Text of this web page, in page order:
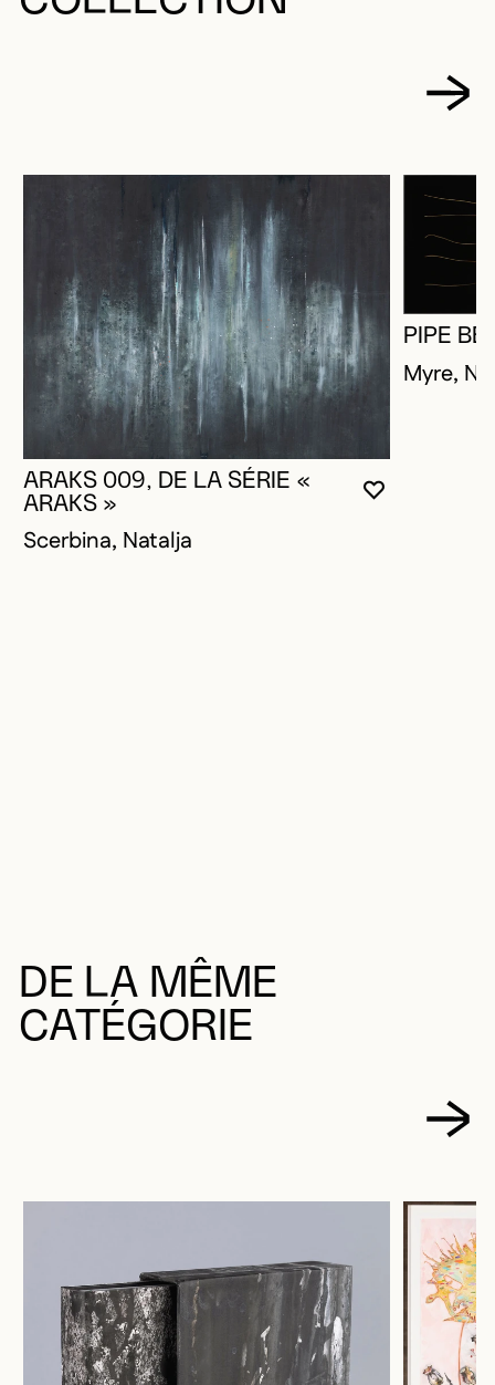
VOUS
FERMER
OUVRIR LA
ARAKS 009, DE LA SÉRIE «
ARAKS »
Scerbina, Natalja
PIPE
Myre,
DE LA MÊME
CATÉGORIE